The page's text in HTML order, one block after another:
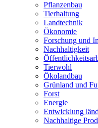
Pflanzenbau
Tierhaltung
Landtechnik
Ökonomie
Forschung und
Nachhaltigkeit
Tierwohl
Ökolandbau
Grünland und
Forst
Energie
Entwicklung
Nachhaltige